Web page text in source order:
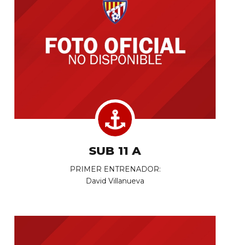
SUB 11 A
PRIMER ENTRENADOR:
David Villanueva